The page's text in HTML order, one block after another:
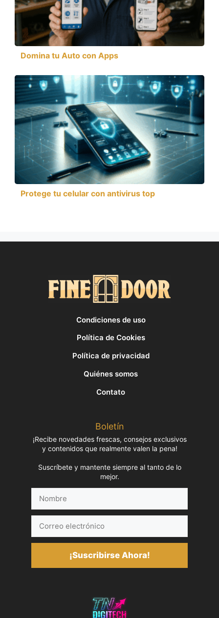
Domina tu Auto con Apps
Protege tu celular con antivirus top
Condiciones de uso
Política de Cookies
Política de privacidad
Quiénes somos
Contato
Boletín
¡Recibe novedades frescas, consejos exclusivos
y contenidos que realmente valen la pena!
Suscríbete y mantente siempre al tanto de lo
mejor.
electrónico
¡Suscribirse Ahora!